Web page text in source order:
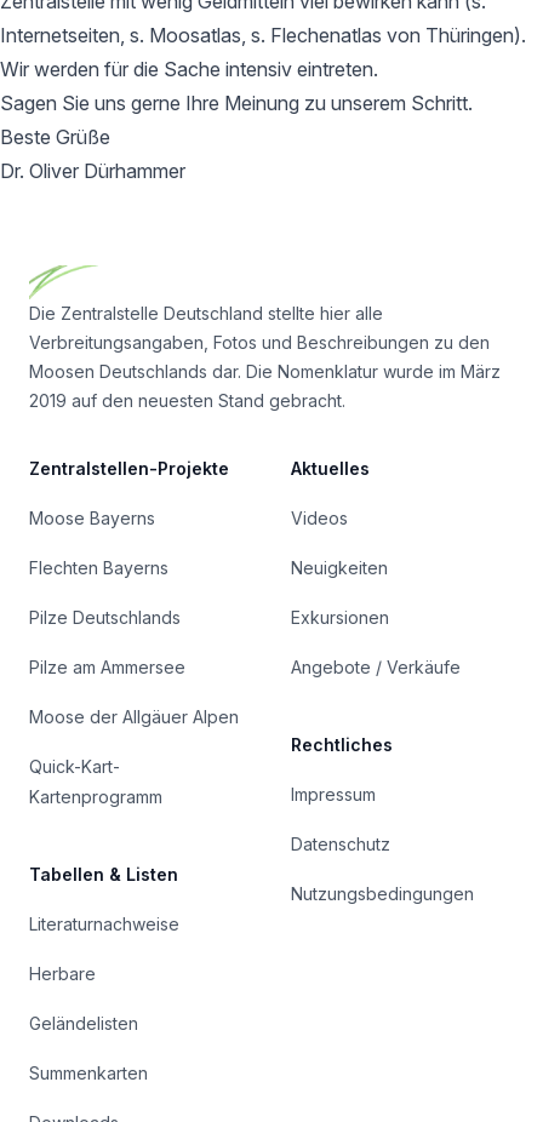
Internetseiten, s. Moosatlas, s. Flechenatlas von Thüringen).
Wir werden für die Sache intensiv eintreten.
Sagen Sie uns gerne Ihre Meinung zu unserem Schritt.
Beste Grüße
Dr. Oliver Dürhammer
Die Zentralstelle Deutschland stellte hier alle
Verbreitungsangaben, Fotos und Beschreibungen zu den
Moosen Deutschlands dar. Die Nomenklatur wurde im März
2019 auf den neuesten Stand gebracht.
Zentralstellen-Projekte
Moose Bayerns
Flechten Bayerns
Pilze Deutschlands
Pilze am Ammersee
Moose der Allgäuer Alpen
Quick-Kart-
Kartenprogramm
Tabellen & Listen
Literaturnachweise
Herbare
Geländelisten
Summenkarten
Aktuelles
Videos
Neuigkeiten
Exkursionen
Angebote / Verkäufe
Rechtliches
Impressum
Datenschutz
Nutzungsbedingungen